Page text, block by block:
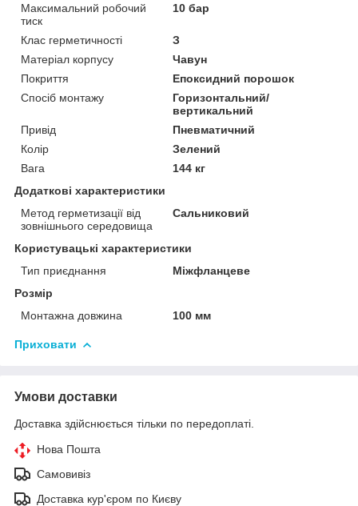
Максимальний робочий
тиск
10 бар
Клас герметичності
З
Матеріал корпусу
Чавун
Покриття
Епоксидний порошок
Спосіб монтажу
Горизонтальний/
вертикальний
Привід
Пневматичний
Колір
Зелений
Вага
144 кг
Додаткові характеристики
Метод герметизації від
зовнішнього середовища
Сальниковий
Користувацькі характеристики
Тип приєднання
Міжфланцеве
Розмір
Монтажна довжина
100 мм
Приховати
Умови доставки
Доставка здійснюється тільки по передоплаті.
Нова Пошта
Самовивіз
Доставка кур'єром по Києву